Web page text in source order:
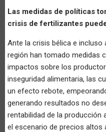
Las medidas de políticas
crisis de fertilizantes
Ante la crisis bélica e incluso
región han tomado medidas
impactos sobre los
inseguridad alimentaria, las
un efecto rebote,
generando resultados no
rentabilidad de la producción
el escenario de precios altos